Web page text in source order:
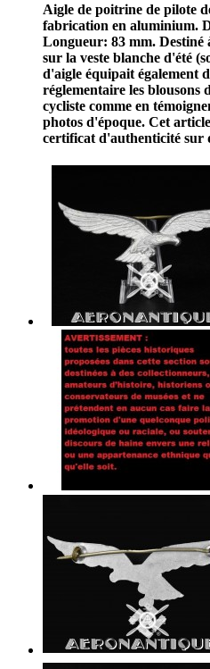
Aigle de poitrine de pilote
fabrication en aluminium.
Longueur: 83 mm. Destiné
sur la veste blanche d'été
d'aigle équipait également
réglementaire les blousons
cycliste comme en
photos d'époque. Cet
certificat d'authenticité sur